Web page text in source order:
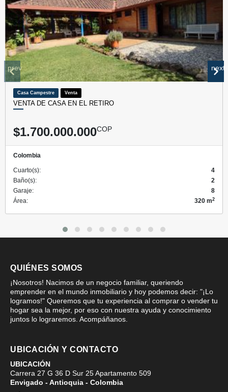
Casa Campestre Venta
VENTA DE CASA EN EL RETIRO
$1.700.000.000COP
Colombia
Cuarto(s):
4
Baño(s):
2
Garaje:
8
Área:
320 m2
prev next
QUIÉNES SOMOS
¡Nosotros! Nacimos de un negocio familiar, queriendo
emprender en el mundo inmobiliario y hoy podemos decir: "¡Lo
logramos!" Queremos que tu experiencia al comprar o vender tu
hogar sea la mejor, por eso con nuestra ayuda y conocimiento
juntos lo lograremos. Acompáñanos.
UBICACIÓN Y CONTACTO
UBICACIÓN
Carrera 27 G 36 D Sur 25 Apartamento 509
Envigado - Antioquia - Colombia